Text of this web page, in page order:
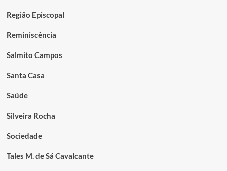
Região Episcopal
Reminiscência
Salmito Campos
Santa Casa
Saúde
Silveira Rocha
Sociedade
Tales M. de Sá Cavalcante